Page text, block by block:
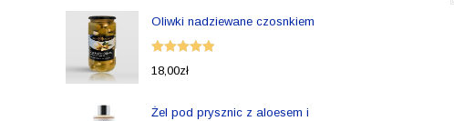
Oliwki nadziewane czosnkiem
Oceniono
18,00zł
Żel pod prysznic z aloesem i